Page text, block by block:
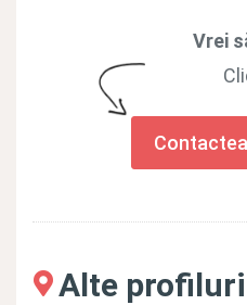
Vrei
Alte